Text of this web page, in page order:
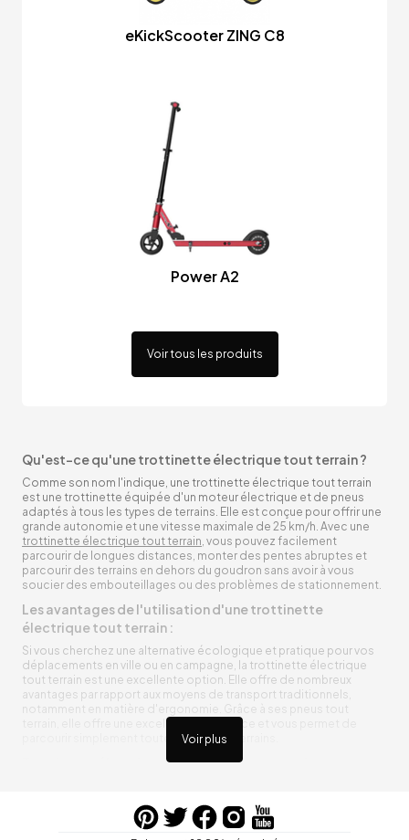
eKickScooter ZING C8
Power A2
Voir tous les produits
Voir plus
Qu'est-ce qu'une trottinette électrique tout terrain ?
Comme son nom l'indique, une trottinette électrique tout terrain
est une trottinette équipée d'un moteur électrique et de pneus
adaptés à tous les types de terrains. Elle est conçue pour offrir une
grande autonomie et une vitesse maximale de 25 km/h. Avec une
trottinette électrique tout terrain, vous pouvez facilement
parcourir de longues distances, monter des pentes abruptes et
parcourir des terrains en dehors du goudron sans avoir à vous
soucier des embouteillages ou des problèmes de stationnement.
Les avantages de l'utilisation d'une trottinette
électrique tout terrain :
Si vous cherchez une alternative écologique et pratique pour vos
déplacements en ville ou en campagne, la trottinette électrique
tout terrain est une excellente option. Elle offre de nombreux
avantages par rapport aux moyens de transport traditionnels,
notamment en matière d'ergonomie. Grâce à ses pneus tout
terrain, elle offre une excellente adhérence et vous permet de
parcourir simplement toutes sortes de terrains.
Trottinette électrique tout terrain ergonomique
entre vos trajets, vous n’aurez pas à vous soucier de l’état de sa
batterie. De plus, elle est équipée de pneus résistants qui peuvent